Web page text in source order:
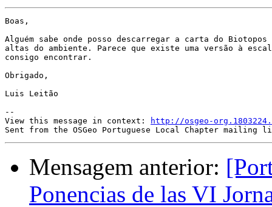
Boas,
Alguém sabe onde posso descarregar a carta do Biotopos
altas do ambiente. Parece que existe uma versão à
consigo encontrar.
Obrigado,
Luis Leitão
--
View this message in context:
http://osgeo-
Mensagem anterior:
Ponencias de las VI